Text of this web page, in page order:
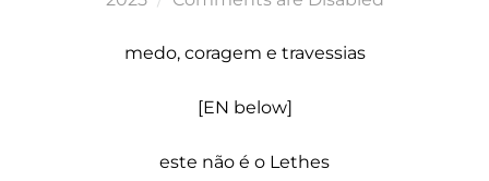
medo, coragem e travessias
[EN below]
este não é o Lethes